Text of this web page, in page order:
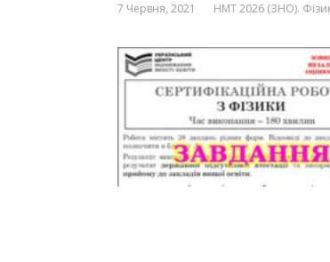
7 Червня, 2021 НМТ 2026 (ЗНО).